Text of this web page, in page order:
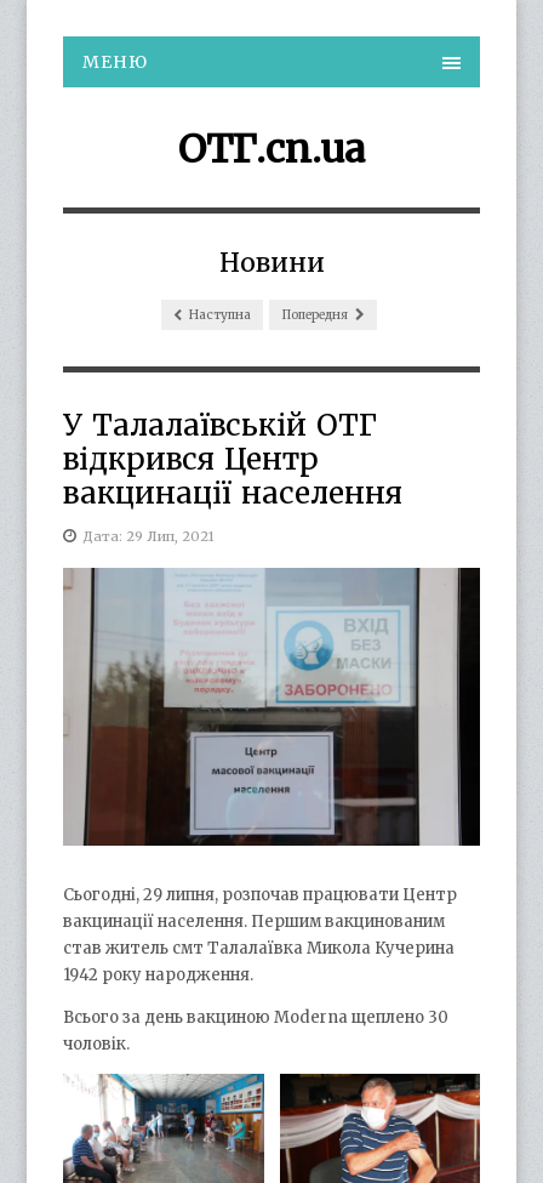
МЕНЮ
ОТГ.cn.ua
Новини
Наступна Попередня
У Талалаївській ОТГ
відкрився Центр
вакцинації населення
Дата: 29 Лип, 2021
Сьогодні, 29 липня, розпочав працювати Центр
вакцинації населення. Першим вакцинованим
став житель смт Талалаївка Микола Кучерина
1942 року народження.
Всього за день вакциною Moderna щеплено 30
чоловік.